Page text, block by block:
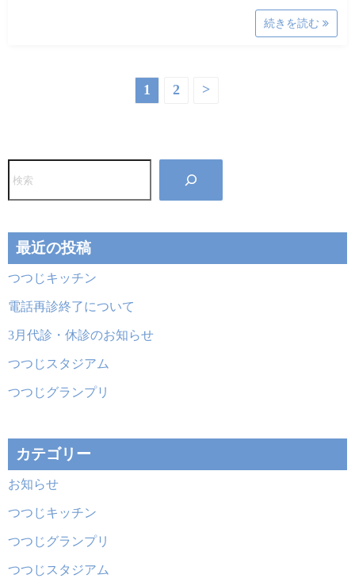
続きを読む
ペ
ジ
送
り
1 2 >
索
最近の投稿
つつじキッチン
電話再診終了について
3月代診・休診のお知らせ
つつじスタジアム
つつじグランプリ
カテゴリー
お知らせ
つつじキッチン
つつじグランプリ
つつじスタジアム